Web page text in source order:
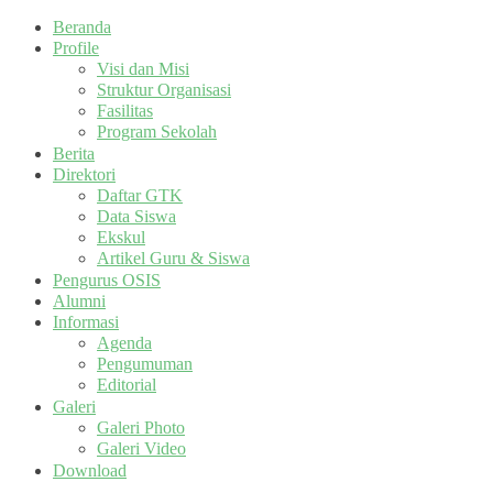
Beranda
Profile
Visi dan Misi
Struktur Organisasi
Fasilitas
Program Sekolah
Berita
Direktori
Daftar GTK
Data Siswa
Ekskul
Artikel Guru & Siswa
Pengurus OSIS
Alumni
Informasi
Agenda
Pengumuman
Editorial
Galeri
Galeri Photo
Galeri Video
Download